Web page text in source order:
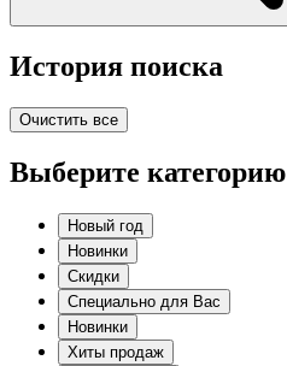
История поиска
Очистить все
Выберите категорию
Новый год
Новинки
Скидки
Специально для Вас
Новинки
Хиты продаж